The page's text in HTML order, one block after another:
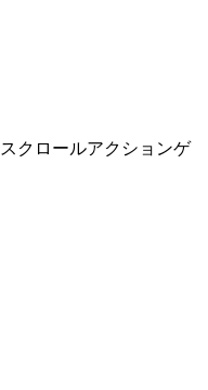
クロールアクションゲ